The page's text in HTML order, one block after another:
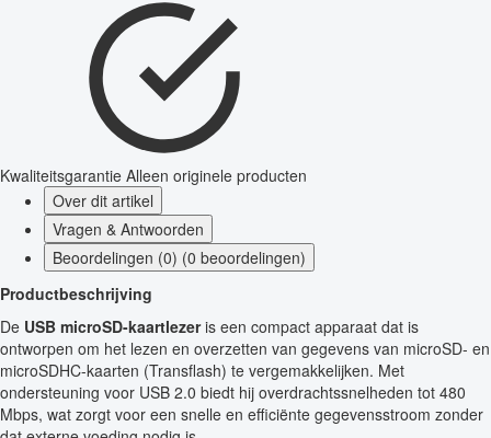
Kwaliteitsgarantie Alleen originele producten
Over dit artikel
Vragen & Antwoorden
Beoordelingen (0) (0 beoordelingen)
Productbeschrijving
De USB microSD-kaartlezeris een compact apparaat dat is
ontworpen om het lezen en overzetten van gegevens van microSD- en
microSDHC-kaarten (Transflash) te vergemakkelijken. Met
ondersteuning voor USB 2.0 biedt hij overdrachtssnelheden tot 480
Mbps, wat zorgt voor een snelle en efficiënte gegevensstroom zonder